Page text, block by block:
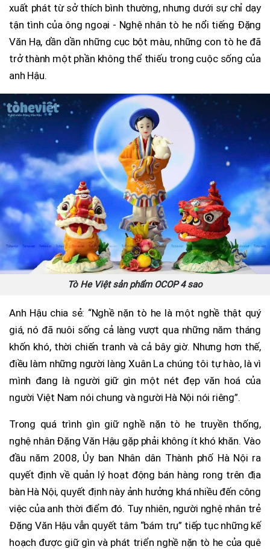
xuất phát từ sở thích bình thường, nhưng dưới sự chỉ dạy
tận tình của ông ngoại - Nghệ nhân tò he nổi tiếng Đặng
Văn Hạ, dần dần những cục bột màu, những con tò he đã
trở thành một phần không thể thiếu trong cuộc sống của
anh Hậu.
Tò He Việt sản phẩm OCOP 4 sao
Anh Hậu chia sẻ: “Nghề nặn tò he là một nghề thật quý
giá, nó đã nuôi sống cả làng vượt qua những năm tháng
khốn khó, thời chiến tranh và cả bây giờ. Nhưng hơn thế,
điều làm những người làng Xuân La chúng tôi tự hào, là vì
mình đang là người giữ gìn một nét đẹp văn hoá của
người Việt Nam nói chung và người Hà Nội nói riêng”.
Trong quá trình gìn giữ nghề nặn tò he truyền thống,
nghệ nhân Đặng Văn Hậu gặp phải không ít khó khăn. Vào
đầu năm 2008, Ủy ban Nhân dân Thành phố Hà Nội ra
quyết định về quản lý hoạt động bán hàng rong trên địa
bàn Hà Nội, quyết định này ảnh hưởng khá nhiều đến công
việc của anh thời điểm đó. Tuy nhiên, người nghệ nhân trẻ
Đặng Văn Hậu vẫn quyết tâm “bám trụ” tiếp tục những kế
hoạch được giữ gìn và phát triển nghề nặn tò he của quê